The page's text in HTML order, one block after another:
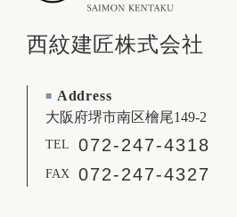
西紋建匠株式会社
■ Address
大阪府堺市南区檜尾149-2
TEL 072-247-4318
FAX 072-247-4327